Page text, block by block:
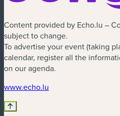
Content provided by Echo.lu –
subject to change.
To advertise your event (taking
calendar, register all the
on our agenda.
www.echo.lu